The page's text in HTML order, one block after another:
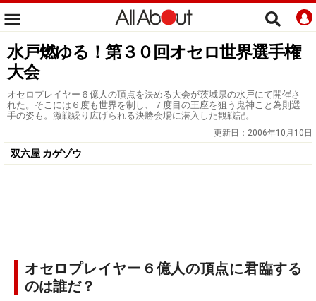
水戸燃ゆる！第３０回オセロ世界選手権
大会
オセロプレイヤー６億人の頂点を決める大会が茨城県の水戸にて開催さ
れた。そこには６度も世界を制し、７度目の王座を狙う鬼神こと為則選
手の姿も。激戦繰り広げられる決勝会場に潜入した観戦記。
更新日： 2006年10月10日
双六屋 カゲゾウ
オセロプレイヤー６億人の頂点に君臨する
のは誰だ？